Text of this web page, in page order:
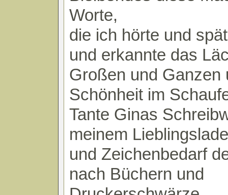
Worte,
die ich hörte und
und erkannte das
Großen und Ganzen
Schönheit im
Tante Ginas
meinem
und Zeichenbedarf
nach Büchern und